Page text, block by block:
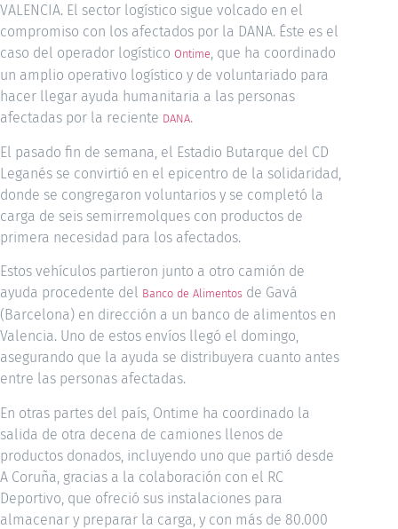
VALENCIA. El sector logístico sigue volcado en el
compromiso con los afectados por la DANA. Éste es el
caso del operador logístico Ontime , que ha coordinado
un amplio operativo logístico y de voluntariado para
hacer llegar ayuda humanitaria a las personas
afectadas por la reciente DANA.
El pasado fin de semana, el Estadio Butarque del CD
Leganés se convirtió en el epicentro de la solidaridad,
donde se congregaron voluntarios y se completó la
carga de seis semirremolques con productos de
primera necesidad para los afectados.
Estos vehículos partieron junto a otro camión de
ayuda procedente del Banco de Alimentos de Gavá
(Barcelona) en dirección a un banco de alimentos en
Valencia. Uno de estos envíos llegó el domingo,
asegurando que la ayuda se distribuyera cuanto antes
entre las personas afectadas.
En otras partes del país, Ontime ha coordinado la
salida de otra decena de camiones llenos de
productos donados, incluyendo uno que partió desde
A Coruña, gracias a la colaboración con el RC
Deportivo, que ofreció sus instalaciones para
almacenar y preparar la carga, y con más de 80.000